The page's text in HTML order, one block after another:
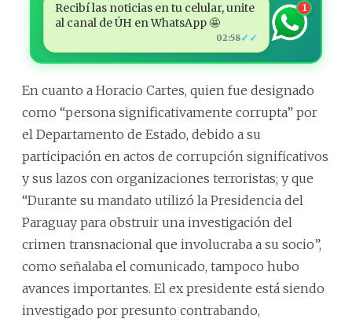
Recibí las noticias en tu celular, unite
al canal de ÚH en WhatsApp 🤩
02:58✓✓
1
En cuanto a Horacio Cartes, quien fue designado
como “persona significativamente corrupta” por
el Departamento de Estado, debido a su
participación en actos de corrupción significativos
y sus lazos con organizaciones terroristas; y que
“Durante su mandato utilizó la Presidencia del
Paraguay para obstruir una investigación del
crimen transnacional que involucraba a su socio”,
como señalaba el comunicado, tampoco hubo
avances importantes. El ex presidente está siendo
investigado por presunto contrabando,